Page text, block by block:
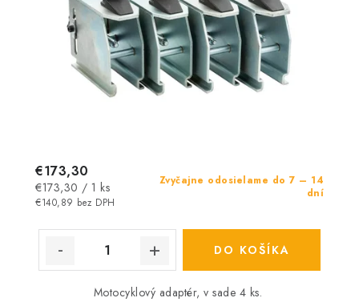
Zvyčajne odosielame do 7 – 14
dní
€140,89 bez DPH
€173,30
Jednotková
cena:
€173,30 / 1 ks
DO KOŠÍKA
Motocyklový adaptér, v sade 4 ks.